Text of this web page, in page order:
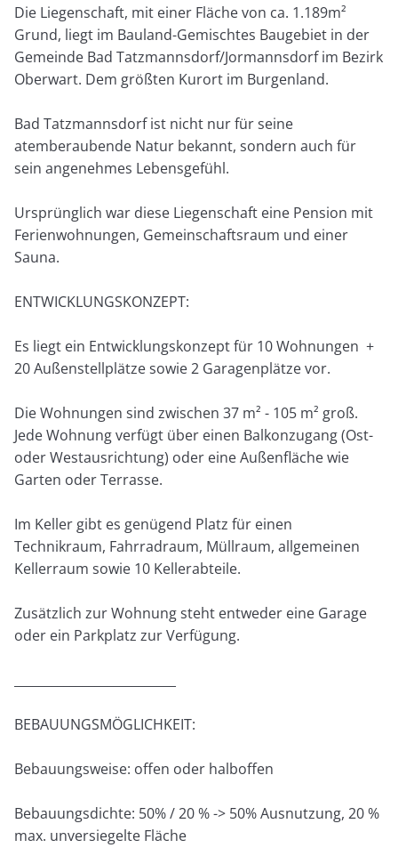
Die Liegenschaft, mit einer Fläche von ca. 1.189m²
Grund, liegt im Bauland-Gemischtes Baugebiet in der
Gemeinde Bad Tatzmannsdorf/Jormannsdorf im Bezirk
Oberwart. Dem größten Kurort im Burgenland.
Bad Tatzmannsdorf ist nicht nur für seine
atemberaubende Natur bekannt, sondern auch für
sein angenehmes Lebensgefühl.
Ursprünglich war diese Liegenschaft eine Pension mit
Ferienwohnungen, Gemeinschaftsraum und einer
Sauna.
ENTWICKLUNGSKONZEPT:
Es liegt ein Entwicklungskonzept für 10 Wohnungen +
20 Außenstellplätze sowie 2 Garagenplätze vor.
Die Wohnungen sind zwischen 37 m² - 105 m² groß.
Jede Wohnung verfügt über einen Balkonzugang (Ost-
oder Westausrichtung) oder eine Außenfläche wie
Garten oder Terrasse.
Im Keller gibt es genügend Platz für einen
Technikraum, Fahrradraum, Müllraum, allgemeinen
Kellerraum sowie 10 Kellerabteile.
Zusätzlich zur Wohnung steht entweder eine Garage
oder ein Parkplatz zur Verfügung.
BEBAUUNGSMÖGLICHKEIT:
Bebauungsweise: offen oder halboffen
Bebauungsdichte: 50% / 20 % -> 50% Ausnutzung, 20 %
max. unversiegelte Fläche